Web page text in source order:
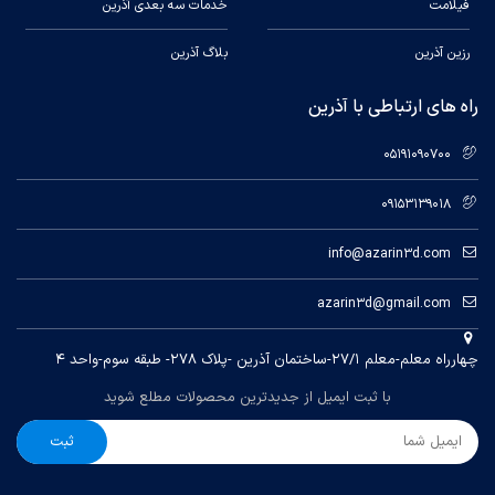
سازگاری گسترده:
سه‌بعدی سازگار است، از جمله برندهایی مانند:
Creality
MakerBot
فیلامت
رزین آذرین
خدمات سه بعدی آذرین
بلاگ آذرین
راه های ارتباطی با آذرین
05191090700
09153139018
info@azarin3d.com
azarin3d@gmail.com
چهارراه معلم-معلم ۲۷/۱-ساختمان آذرین -پلاک ۲۷۸- طبقه سوم-واحد ۴
با ثبت ایمیل از جدیدترین محصولات مطلع شوید
ثبت